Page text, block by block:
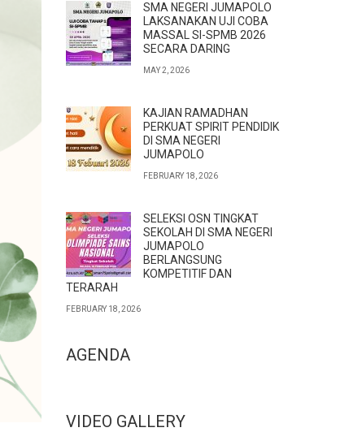
SMA NEGERI JUMAPOLO
LAKSANAKAN UJI COBA
MASSAL SI-SPMB 2026
SECARA DARING
MAY 2, 2026
KAJIAN RAMADHAN
PERKUAT SPIRIT PENDIDIK
DI SMA NEGERI
JUMAPOLO
FEBRUARY 18, 2026
SELEKSI OSN TINGKAT
SEKOLAH DI SMA NEGERI
JUMAPOLO
BERLANGSUNG
KOMPETITIF DAN
TERARAH
FEBRUARY 18, 2026
AGENDA
VIDEO GALLERY